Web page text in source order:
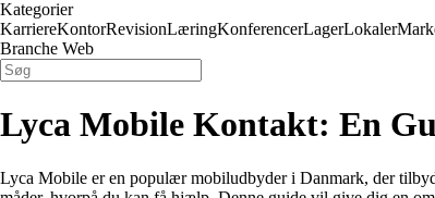
Kategorier
KarriereKontorRevisionLæringKonferencerLagerLokaler
Branche Web
Lyca Mobile Kontakt: En
Lyca Mobile er en populær mobiludbyder i Danmark, der